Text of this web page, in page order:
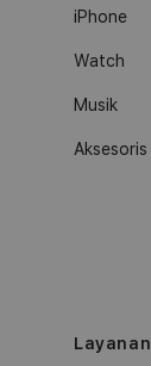
iPhone
Watch
Musik
Aksesoris